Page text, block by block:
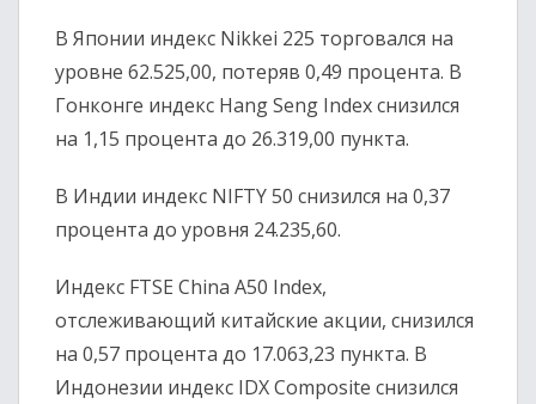
В Японии индекс Nikkei 225 торговался на
уровне 62.525,00, потеряв 0,49 процента. В
Гонконге индекс Hang Seng Indexснизился
на 1,15 процента до 26.319,00 пункта.
В Индии индекс NIFTY 50 снизился на 0,37
процента до уровня 24.235,60.
Индекс FTSE China A50 Index,
отслеживающий китайские акции, снизился
на 0,57 процента до 17.063,23 пункта. В
Индонезии индекс IDX Composite снизился